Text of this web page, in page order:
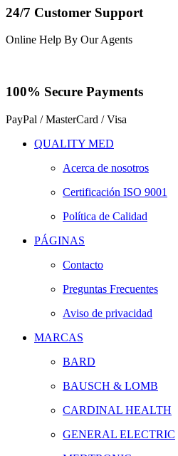
24/7 Customer Support
Online Help By Our Agents
100% Secure Payments
PayPal / MasterCard / Visa
QUALITY MED
Acerca de nosotros
Certificación ISO 9001
Política de Calidad
PÁGINAS
Contacto
Preguntas Frecuentes
Aviso de privacidad
MARCAS
BARD
BAUSCH & LOMB
CARDINAL HEALTH
GENERAL ELECTRIC